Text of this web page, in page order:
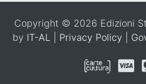
Copyright © 2026 Edizioni
by IT-AL Privacy Policy